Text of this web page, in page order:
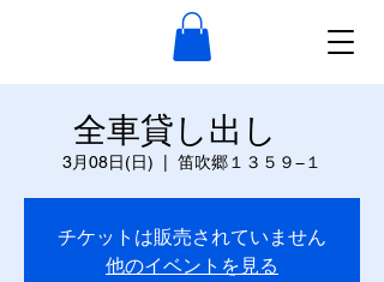
全車貸し出し
3月08日(日) 笛吹郷１３５９−１
チケットは販売されていません
他のイベントを見る